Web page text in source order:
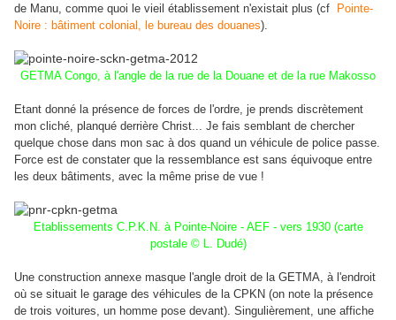
de Manu, comme quoi le vieil établissement n'existait plus (cf
Pointe-
Noire : bâtiment colonial, le bureau des douanes).
GETMA Congo, à l'angle de la rue de la Douane et de la rue Makosso
Etant donné la présence de forces de l'ordre, je prends discrètement
mon cliché, planqué derrière Christ... Je fais semblant de chercher
quelque chose dans mon sac à dos quand un véhicule de police passe.
Force est de constater que la ressemblance est sans équivoque entre
les deux bâtiments, avec la même prise de vue !
Etablissements C.P.K.N. à Pointe-Noire - AEF - vers 1930 (carte
postale © L. Dudé)
Une construction annexe masque l'angle droit de la GETMA, à l'endroit
où se situait le garage des véhicules de la CPKN (on note la présence
de trois voitures, un homme pose devant). Singulièrement, une affiche